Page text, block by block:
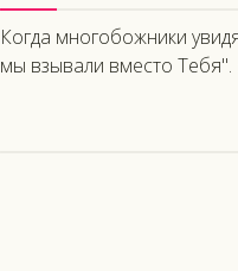
Когда многобожники
мы взывали вместо